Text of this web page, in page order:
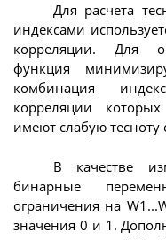
Для расчета
индексами
корреляции. Для
функция
комбинация
корреляции
имеют слабую тесноту
В качестве
бинарные
ограничения на
значения 0 и 1.